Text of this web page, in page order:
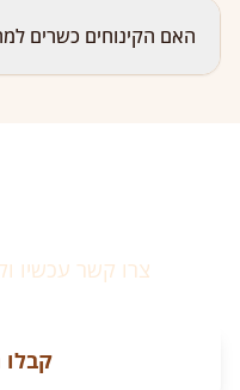
לאלרגיות (ללא גלוטן,
או להתאים את העיצוב
האם הקינוחים כשרים
צרו קשר עכשיו